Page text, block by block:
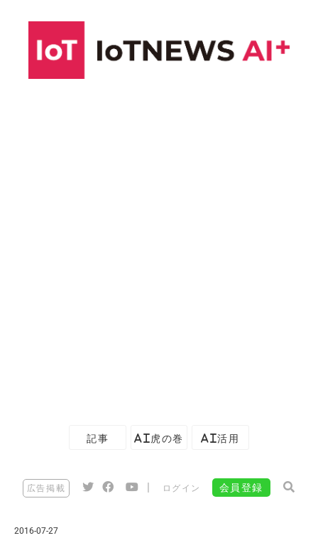
記事 AI虎の巻 AI活用
広告掲載 ログイン 会員登録
2016-07-27